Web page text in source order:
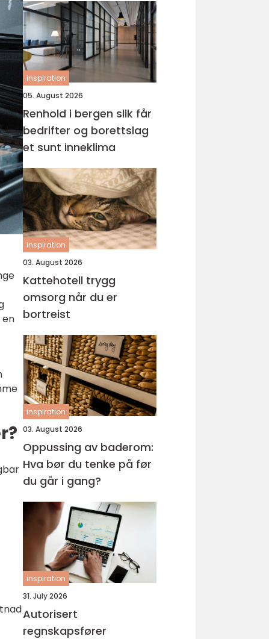
en
inspiration
05. August 2026
Renhold i bergen slik får
bedrifter og borettslag
et sunt inneklima
inspiration
03. August 2026
Kattehotell trygg
omsorg når du er
bortreist
inspiration
03. August 2026
Oppussing av baderom:
Hva bør du tenke på før
du går i gang?
inspiration
31. July 2026
Autorisert
regnskapsfører